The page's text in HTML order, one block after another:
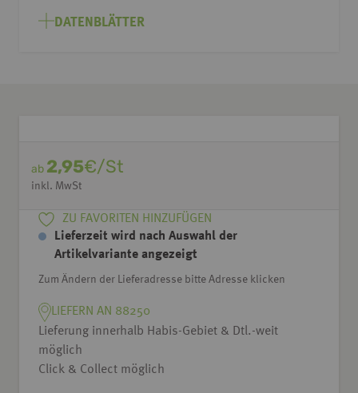
DATENBLÄTTER
ab 2,95€/St
inkl. MwSt
ZU FAVORITEN HINZUFÜGEN
Lieferzeit wird nach Auswahl der
Artikelvariante angezeigt
Zum Ändern der Lieferadresse bitte Adresse klicken
LIEFERN AN 88250
Lieferung innerhalb Habis-Gebiet & Dtl.-weit
möglich
Click & Collect möglich